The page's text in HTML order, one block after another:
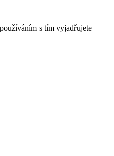
s tím vyjadřujete